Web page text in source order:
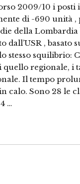
2009/10 i
di -690 unità ,
della
dall’USR ,
stesso squilibrio:
quello regionale, i
Il tempo
calo. Sono 28 le
…